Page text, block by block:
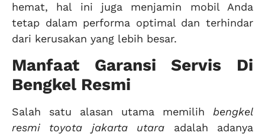
hemat, hal ini juga menjamin mobil Anda
tetap dalam performa optimal dan terhindar
dari kerusakan yang lebih besar.
Manfaat Garansi Servis Di
Bengkel Resmi
Salah satu alasan utama memilih bengkel
resmi toyota jakarta utara adalah adanya